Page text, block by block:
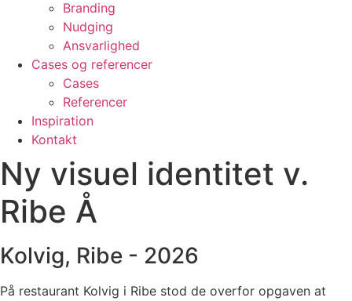
Branding
Nudging
Ansvarlighed
Cases og referencer
Cases
Referencer
Inspiration
Kontakt
Ny visuel identitet v.
Ribe Å
Kolvig, Ribe - 2026
På restaurant Kolvig i Ribe stod de overfor opgaven at